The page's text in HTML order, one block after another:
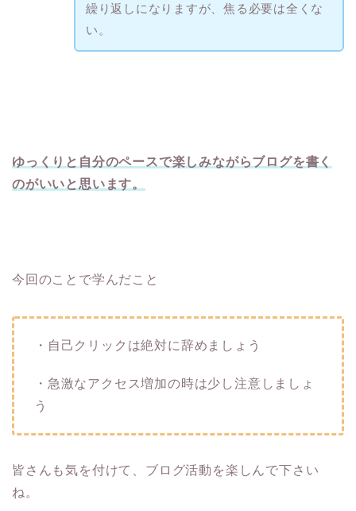
繰り返しになりますが、焦る必要は全くな
い。
ゆっくりと自分のペースで楽しみながらブログを書く
のがいいと思います。
今回のことで学んだこと
・自己クリックは絶対に辞めましょう
・急激なアクセス増加の時は少し注意しましょ
う
皆さんも気を付けて、ブログ活動を楽しんで下さい
ね。